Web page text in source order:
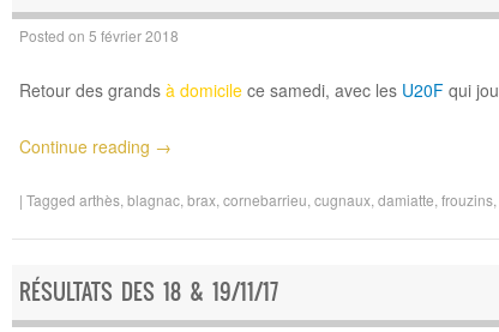
Posted on 5 février 2018
Retour des grands à domicilece samedi, avec les U20Fqui
Continue reading →
| Tagged arthès, blagnac, brax, cornebarrieu cugnaux, damiatte frouzins,
RÉSULTATS DES 18 & 19/11/17